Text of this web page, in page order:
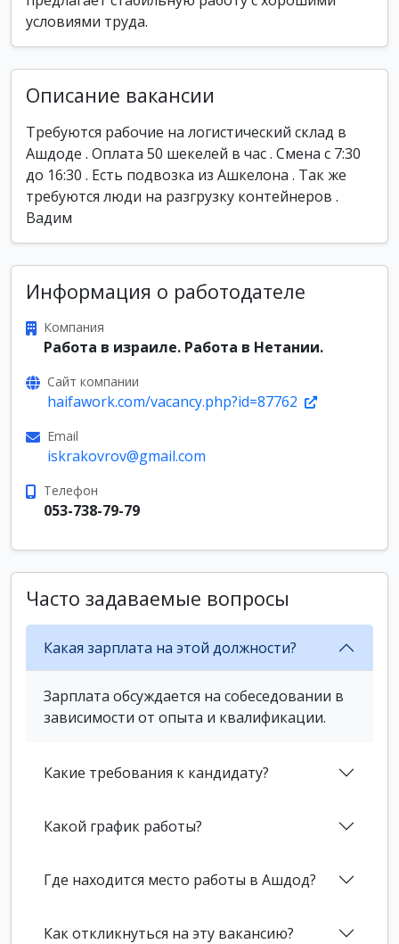
условиями труда.
Описание вакансии
Требуются рабочие на логистический склад в
Ашдоде . Оплата 50 шекелей в час . Смена с 7:30
до 16:30 . Есть подвозка из Ашкелона . Так же
требуются люди на разгрузку контейнеров .
Вадим
Информация о работодателе
Компания
Работа в израиле. Работа в Нетании.
Сайт компании
haifawork.com/vacancy.php?id=87762
Email
iskrakovrov@gmail.com
Телефон
053-738-79-79
Часто задаваемые вопросы
Какая зарплата на этой должности?
Зарплата обсуждается на собеседовании в
зависимости от опыта и квалификации.
Какие требования к кандидату?
Какой график работы?
Где находится место работы в Ашдод?
Как откликнуться на эту вакансию?